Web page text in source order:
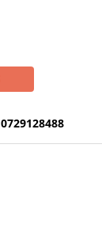
0729128488